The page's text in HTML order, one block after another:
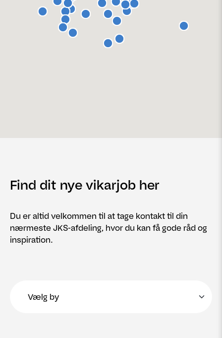
Find dit nye vikarjob her
Du er altid velkommen til at tage kontakt til din
nærmeste JKS-afdeling, hvor du kan få gode råd og
inspiration.